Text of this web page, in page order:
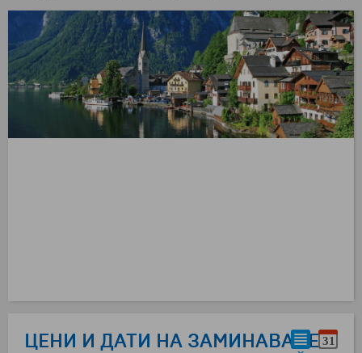
ЦЕНИ И ДАТИ НА ЗАМИНАВАНЕ